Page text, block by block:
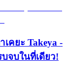
คยะ Takeya -
จบในที่เดียว!